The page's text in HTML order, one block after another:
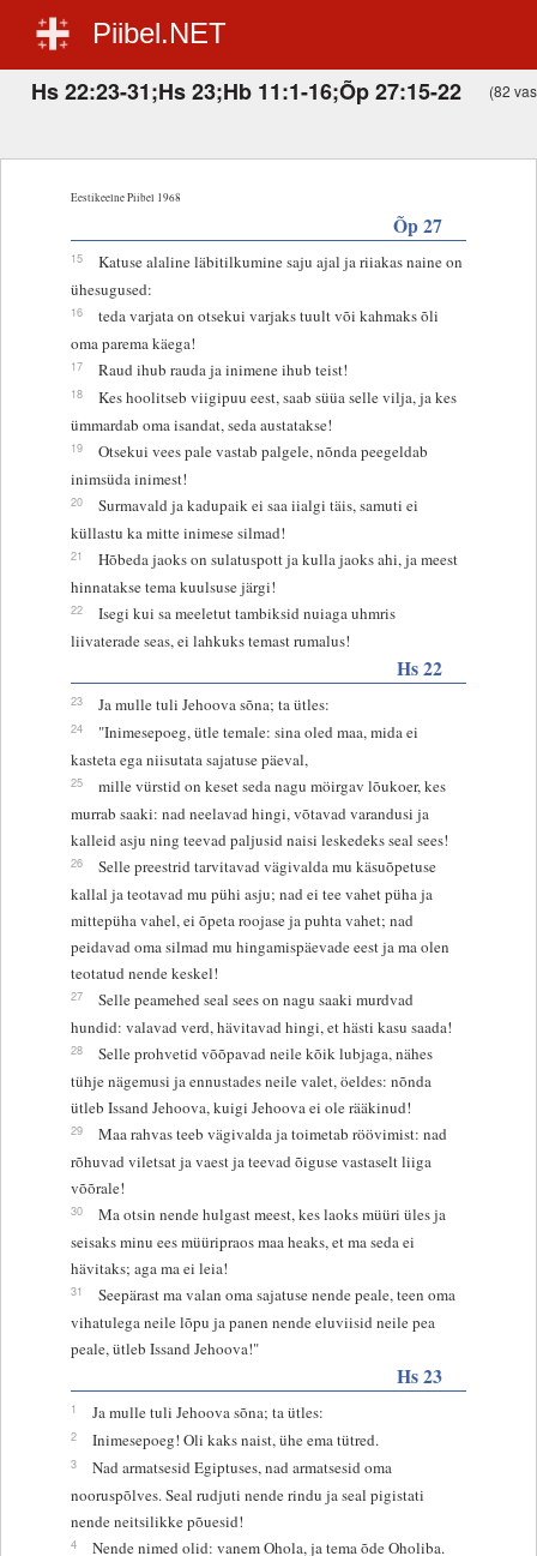
Piibel.NET
Hs 22:23-31;Hs 23;Hb 11:1-16;Õp 27:15-22 (82
Eestikeelne Piibel 1968
Õp 27
15
Katuse alaline läbitilkumine saju ajal ja riiakas naine on
ühesugused:
16
teda varjata on otsekui varjaks tuult või kahmaks õli
oma parema käega!
17 Raud ihub rauda ja inimene ihub teist!
18
Kes hoolitseb viigipuu eest, saab süüa selle vilja, ja kes
ümmardab oma isandat, seda austatakse!
19
Otsekui vees pale vastab palgele, nõnda peegeldab
inimsüda inimest!
20
Surmavald ja kadupaik ei saa iialgi täis, samuti ei
küllastu ka mitte inimese silmad!
21
Hõbeda jaoks on sulatuspott ja kulla jaoks ahi, ja meest
hinnatakse tema kuulsuse järgi!
22
Isegi kui sa meeletut tambiksid nuiaga uhmris
liivaterade seas, ei lahkuks temast rumalus!
Hs 22
23 Ja mulle tuli Jehoova sõna; ta ütles:
24
"Inimesepoeg, ütle temale: sina oled maa, mida ei
kasteta ega niisutata sajatuse päeval,
25
mille vürstid on keset seda nagu möirgav lõukoer, kes
murrab saaki: nad neelavad hingi, võtavad varandusi ja
kalleid asju ning teevad paljusid naisi leskedeks seal sees!
26
Selle preestrid tarvitavad vägivalda mu käsuõpetuse
kallal ja teotavad mu pühi asju; nad ei tee vahet püha ja
mittepüha vahel, ei õpeta roojase ja puhta vahet; nad
peidavad oma silmad mu hingamispäevade eest ja ma olen
teotatud nende keskel!
27
Selle peamehed seal sees on nagu saaki murdvad
hundid: valavad verd, hävitavad hingi, et hästi kasu saada!
28
Selle prohvetid võõpavad neile kõik lubjaga, nähes
tühje nägemusi ja ennustades neile valet, öeldes: nõnda
ütleb Issand Jehoova, kuigi Jehoova ei ole rääkinud!
29
Maa rahvas teeb vägivalda ja toimetab röövimist: nad
rõhuvad viletsat ja vaest ja teevad õiguse vastaselt liiga
võõrale!
30
Ma otsin nende hulgast meest, kes laoks müüri üles ja
seisaks minu ees müüripraos maa heaks, et ma seda ei
hävitaks; aga ma ei leia!
31
Seepärast ma valan oma sajatuse nende peale, teen oma
vihatulega neile lõpu ja panen nende eluviisid neile pea
peale, ütleb Issand Jehoova!"
Hs 23
1 Ja mulle tuli Jehoova sõna; ta ütles:
2 Inimesepoeg! Oli kaks naist, ühe ema tütred.
3
Nad armatsesid Egiptuses, nad armatsesid oma
nooruspõlves. Seal rudjuti nende rindu ja seal pigistati
nende neitsilikke põuesid!
4
Nende nimed olid: vanem Ohola, ja tema õde Oholiba.